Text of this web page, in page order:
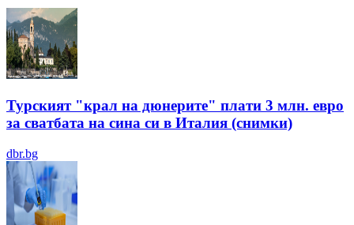
Турският "крал на дюнерите" плати 3 млн. евро
за сватбата на сина си в Италия (снимки)
dbr.bg